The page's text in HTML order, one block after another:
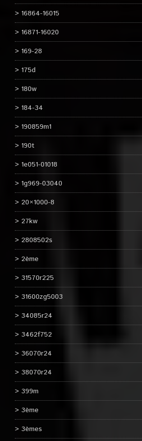
16864-16015
16871-16020
169-28
175d
180w
184-34
190859m1
190t
1e051-01018
1g969-03040
20×1000-8
27kw
2808502s
2ème
31570r225
31600zg5003
34085r24
3462f752
36070r24
38070r24
399m
3ème
3èmes